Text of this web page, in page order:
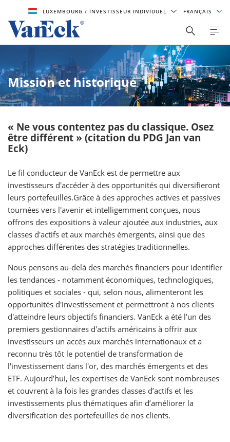
LUXEMBOURG/ INVESTISSEUR INDIVIDUEL FRANÇAIS
Mission et historique
« Ne vous contentez pas du classique. Osez
être différent » (citation du PDG Jan van
Eck)
Le fil conducteur de VanEck est de permettre aux
investisseurs d'accéder à des opportunités qui diversifieront
leurs portefeuilles.Grâce à des approches actives et passives
tournées vers l'avenir et intelligemment conçues, nous
offrons des expositions à valeur ajoutée aux industries, aux
classes d'actifs et aux marchés émergents, ainsi que des
approches différentes des stratégies traditionnelles.
Nous pensons au-delà des marchés financiers pour identifier
les tendances - notamment économiques, technologiques,
politiques et sociales - qui, selon nous, alimenteront les
opportunités d'investissement et permettront à nos clients
d'atteindre leurs objectifs financiers. VanEck a été l'un des
premiers gestionnaires d'actifs américains à offrir aux
investisseurs un accès aux marchés internationaux et a
reconnu très tôt le potentiel de transformation de
l'investissement dans l'or, des marchés émergents et des
ETF. Aujourd’hui, les expertises de VanEck sont nombreuses
et couvrent à la fois les grandes classes d’actifs et les
investissements plus thématiques afin d’améliorer la
diversification des portefeuilles de nos clients.